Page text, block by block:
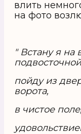
влить
на фото
" Встану я на
пойду из
ворота,
в чистое